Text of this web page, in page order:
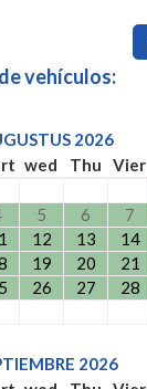
vehículos:
2026
wed Thu Vier
5 6 7
12 13 14
19 20 21
26 27 28
2026